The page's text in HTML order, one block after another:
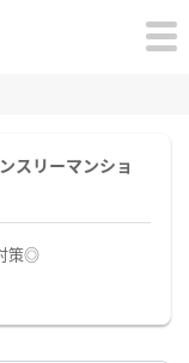
スリーマンショ
策◎